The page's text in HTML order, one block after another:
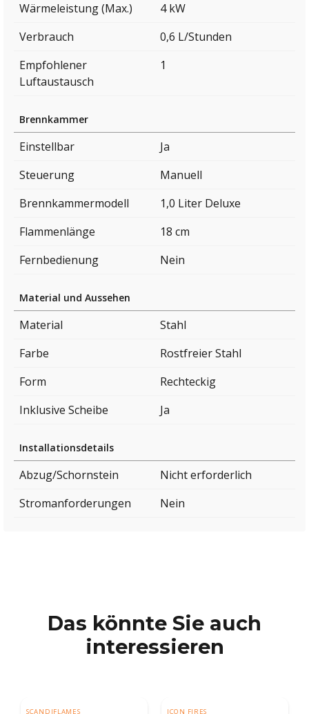
Wärmeleistung (Max.)
4 kW
Verbrauch
0,6 L/Stunden
Empfohlener
Luftaustausch
1
Brennkammer
Einstellbar
Ja
Steuerung
Manuell
Brennkammermodell
1,0 Liter Deluxe
Flammenlänge
18 cm
Fernbedienung
Nein
Material und Aussehen
Material
Stahl
Farbe
Rostfreier Stahl
Form
Rechteckig
Inklusive Scheibe
Ja
Installationsdetails
Abzug/Schornstein
Nicht erforderlich
Stromanforderungen
Nein
Das könnte Sie auch
interessieren
SCANDIFLAMES ICON FIRES